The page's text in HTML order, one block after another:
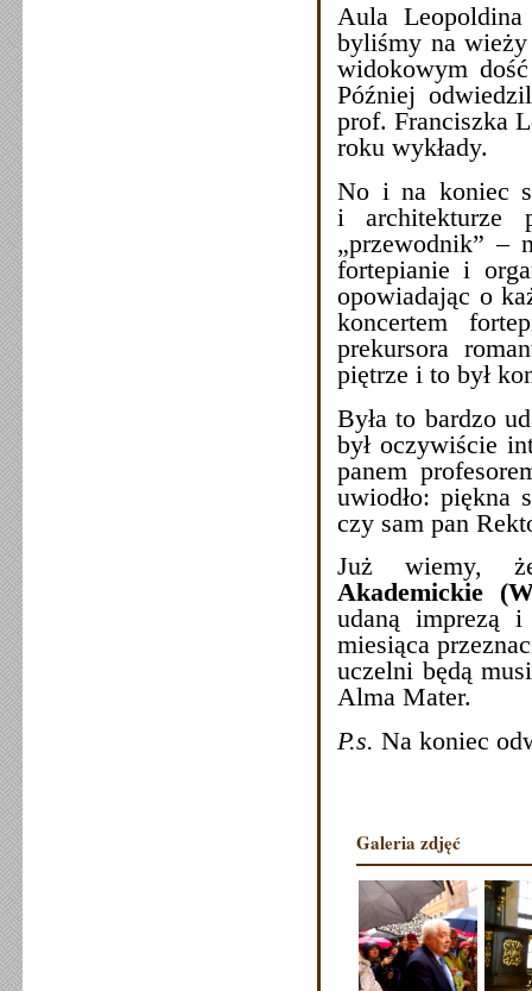
Aula
byliśmy na wieży
widokowym
Później
prof. Franciszka
roku wykłady.
No i na koniec
i architekturze
„przewodnik” –
fortepianie i
opowiadając o
koncertem
prekursora
piętrze i to był
Była to bardzo
był oczywiście
panem
uwiodło: piękna
czy sam pan
Już wiemy,
Akademickie
udaną imprezą
miesiąca
uczelni będą
Alma Mater.
P.s. Na koniec
Galeria zdjęć